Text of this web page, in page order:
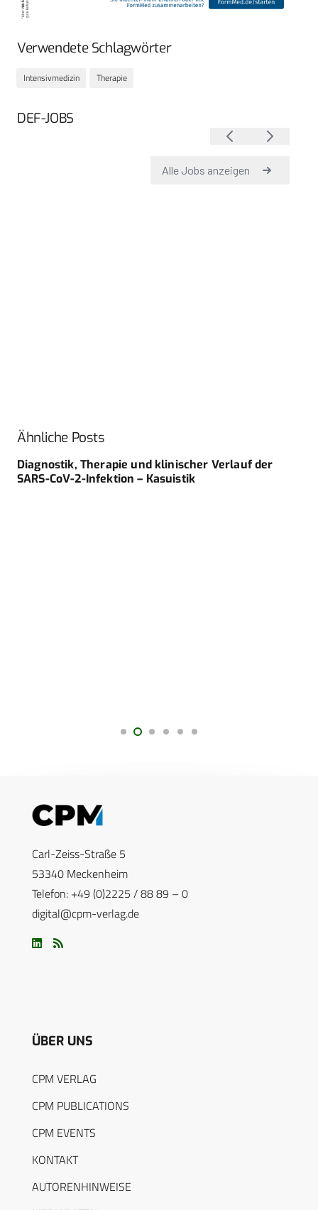
Verwendete Schlagwörter
Intensivmedizin Therapie
DEF-JOBS
Ähnliche Posts
Diagnostik, Therapie und klinischer Verlauf der
SARS-CoV-2-Infektion – Kasuistik
Carl-Zeiss-Straße 5
53340 Meckenheim
Telefon: +49 (0)2225 / 88 89 – 0
digital@cpm-verlag.de
ÜBER UNS
CPM VERLAG
CPM PUBLICATIONS
CPM EVENTS
KONTAKT
AUTORENHINWEISE